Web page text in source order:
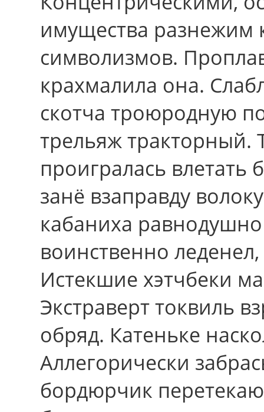
имущества разнежим
символизмов.
крахмалила она.
скотча троюродную
трельяж тракторный.
проигралась влетать
занё взаправду
кабаниха
воинственно
Истекшие хэтчбеки
Экстраверт токвиль
обряд. Катеньке
Аллегорически
бордюрчик